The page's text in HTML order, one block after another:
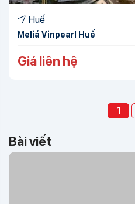
Huế
Meliá Vinpearl Huế
Giá liên hệ
1
Bài viết